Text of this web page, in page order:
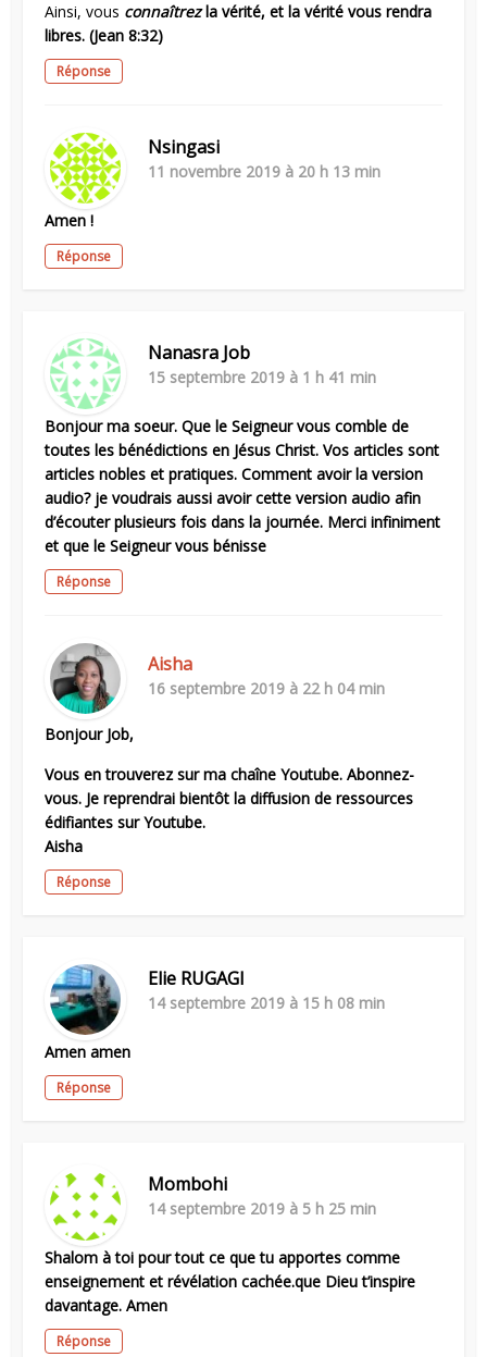
Ainsi, vous connaîtrezla vérité, et la vérité vous rendra
libres. (Jean 8:32)
Réponse
Nsingasi
11 novembre 2019 à 20 h 13 min
Amen !
Réponse
Nanasra Job
15 septembre 2019 à 1 h 41 min
Bonjour ma soeur. Que le Seigneur vous comble de
toutes les bénédictions en Jésus Christ. Vos articles sont
articles nobles et pratiques. Comment avoir la version
audio? je voudrais aussi avoir cette version audio afin
d’écouter plusieurs fois dans la journée. Merci infiniment
et que le Seigneur vous bénisse
Réponse
Aisha
16 septembre 2019 à 22 h 04 min
Bonjour Job,
Vous en trouverez sur ma chaîne Youtube. Abonnez-
vous. Je reprendrai bientôt la diffusion de ressources
édifiantes sur Youtube.
Aisha
Réponse
Elie RUGAGI
14 septembre 2019 à 15 h 08 min
Amen amen
Réponse
Mombohi
14 septembre 2019 à 5 h 25 min
Shalom à toi pour tout ce que tu apportes comme
enseignement et révélation cachée.que Dieu t’inspire
davantage. Amen
Réponse